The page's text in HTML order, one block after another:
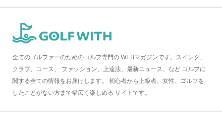
全てのゴルファーのためのゴルフ専門の WEBマガジンです。スイング、
クラブ、コース、 ファッション、上達法、最新ニュース、など ゴルフに
関する全ての情報をお届けします。 初心者から上級者、女性、ゴルフを
したことがない方まで幅広く楽しめる サイトです。